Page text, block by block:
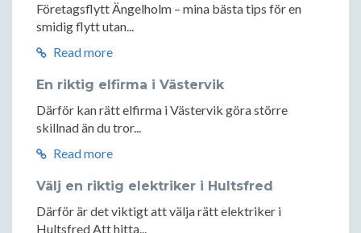
Företagsflytt Ängelholm – mina bästa tips för en
smidig flytt utan...
Read more
En riktig elfirma i Västervik
Därför kan rätt elfirma i Västervik göra större
skillnad än du tror...
Read more
Välj en riktig elektriker i Hultsfred
Därför är det viktigt att välja rätt elektriker i
Hultsfred Att hitta...